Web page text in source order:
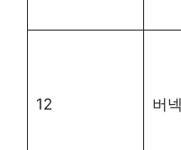
12 버